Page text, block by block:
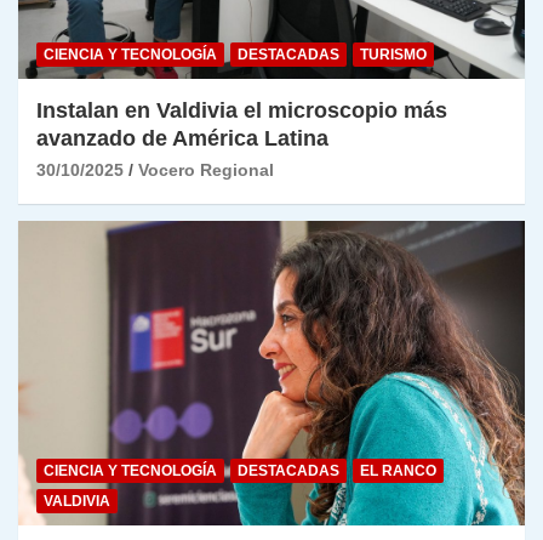
CIENCIA Y TECNOLOGÍA DESTACADAS TURISMO
Instalan en Valdivia el microscopio más
avanzado de América Latina
30/10/2025 Vocero Regional
CIENCIA Y TECNOLOGÍA DESTACADAS
EL RANCO
VALDIVIA